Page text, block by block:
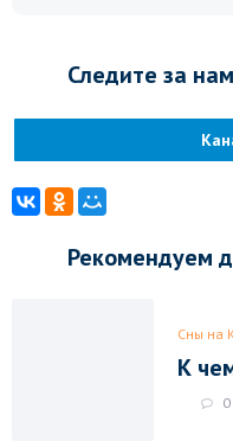
Следите за
Рекомендуем
Сны на
К
0